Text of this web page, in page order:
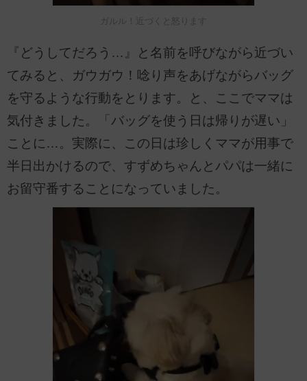
ガルル！近づくと怒ります
『どうしてだろう…』と名前を呼びながら近づい
てみると、ガウガウ！唸り声をあげながらバッグ
を守るような行動をとります。と、ここでママは
気付きました。「バッグを使う日は帰りが遅い」
ことに…。実際に、この日は珍しくママが用事で
半日出かけるので、すずめちゃんとパパは一緒に
お留守番することになっていました。